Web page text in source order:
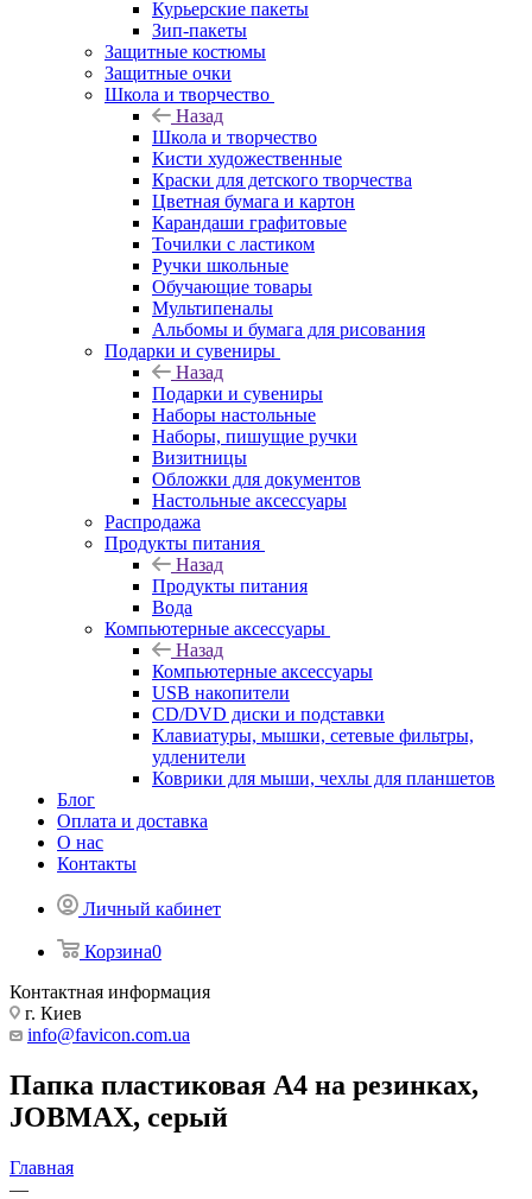
Курьерские пакеты
Зип-пакеты
Защитные костюмы
Защитные очки
Школа и творчество
Назад
Школа и творчество
Кисти художественные
Краски для детского творчества
Цветная бумага и картон
Карандаши графитовые
Точилки с ластиком
Ручки школьные
Обучающие товары
Мультипеналы
Альбомы и бумага для рисования
Подарки и сувениры
Назад
Подарки и сувениры
Наборы настольные
Наборы, пишущие ручки
Визитницы
Обложки для документов
Настольные аксессуары
Распродажа
Продукты питания
Назад
Продукты питания
Вода
Компьютерные аксессуары
Назад
Компьютерные аксессуары
USB накопители
CD/DVD диски и подставки
Клавиатуры, мышки, сетевые фильтры,
удленители
Коврики для мыши, чехлы для планшетов
Блог
Оплата и доставка
О нас
Контакты
Личный кабинет
Корзина0
Контактная информация
г. Киев
info@favicon.com.ua
Папка пластиковая А4 на резинках,
JOBMAX, серый
Главная
—